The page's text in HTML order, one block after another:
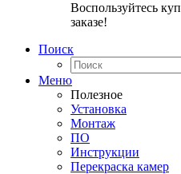
Воспользуйтесь
заказе!
Поиск
Меню
Полезное
Установка
Монтаж
ПО
Инструкции
Перекраска камер